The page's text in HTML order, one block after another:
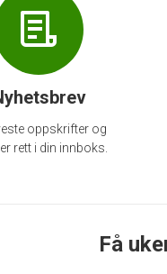
oppskrifter og
rett i din innboks.
Få